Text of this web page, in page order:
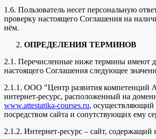
1.6. Пользователь несет персональную
проверку настоящего Соглашения на
нём.
ОПРЕДЕЛЕНИЯ ТЕРМИНОВ
2.1. Перечисленные ниже термины имеют
настоящего Соглашения следующее
2.1.1. ООО "Центр развития компетенций
интернет-ресурс, расположенный на
www.attestatika-courses.ru, осуществляющий
посредством сайта и сопутствующих ему
2.1.2. Интернет-ресурс – сайт,